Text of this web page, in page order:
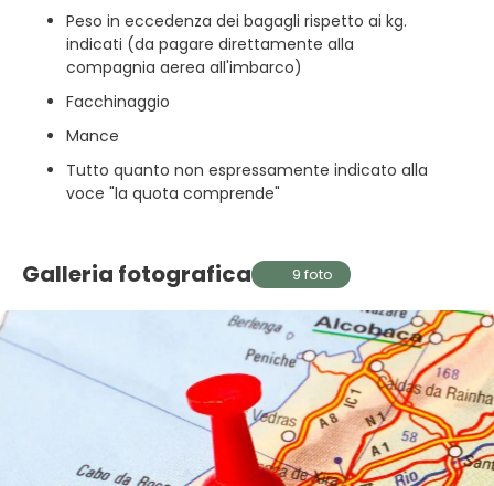
Peso in eccedenza dei bagagli rispetto ai kg.
indicati (da pagare direttamente alla
compagnia aerea all'imbarco)
Facchinaggio
Mance
Tutto quanto non espressamente indicato alla
voce "la quota comprende"
Galleria fotografica 9 foto